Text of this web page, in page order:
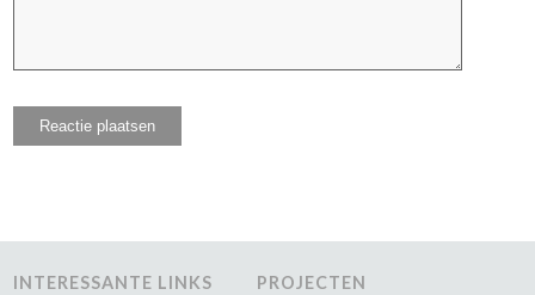
INTERESSANTE LINKS PROJECTEN